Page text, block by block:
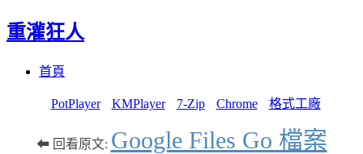
重灌狂人
首頁
PotPlayer KMPlayer 7-Zip Chrome 格式工廠
⬅ 回看原文: Google Files Go 檔案